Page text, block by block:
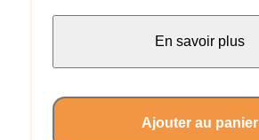
En savoir plus
Ajouter au panier